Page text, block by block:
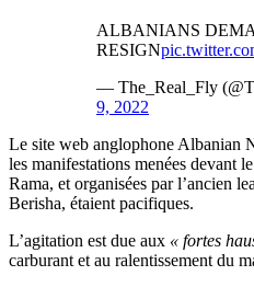
ALBANIANS
RESIGN
— The_Real_Fly
9, 2022
Le site web anglophone Albanian
les manifestations menées devant
Rama, et organisées par l’ancien
Berisha, étaient pacifiques.
L’agitation est due aux « fortes
carburant et au ralentissement du